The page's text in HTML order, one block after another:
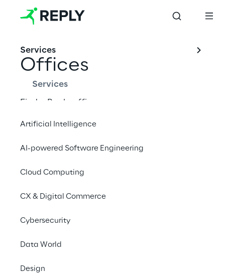
Services
Services
Artificial Intelligence
AI-powered Software Engineering
Cloud Computing
CX & Digital Commerce
Cybersecurity
Data World
Design
Offices
Find a Reply office near you.